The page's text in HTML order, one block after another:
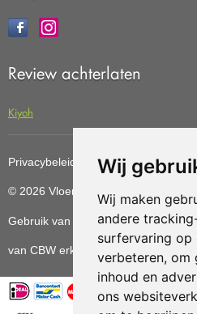
Wij
Wij maken
andere
surfervaring op
verbeteren, om
inhoud en
ons
Review achterlaten
Kiyoh
Privacybeleid Cookiebeleid Update
© 2026 Vloerenvoordelig Deze
Gebruik van deze site betekent dat
van CBW erkende woonwinkels